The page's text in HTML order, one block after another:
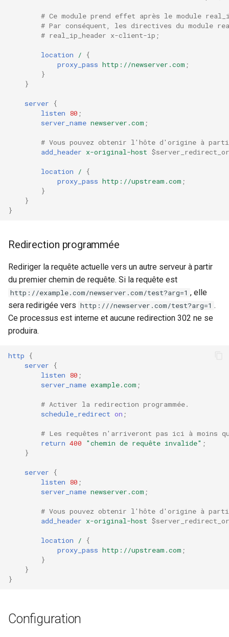
limit-traffic
lmdb
logger-socket
lrucache
maxminddb
memcached
mlcache
multiplexer
murmurhash2
newrelic
perf
# Ce module prend effet après le module
# Par conséquent, les directives du module
# real_ip_header x-client-ip;
location /
{
proxy_pass http://newserver.com ;
}
}
server
{
listen 80 ;
server_name newserver.com ;
# Vous pouvez obtenir l'hôte d'origine à
add_header x-original-host
location /
{
proxy_pass http://upstream.com ;
}
}
}
Redirection programmée
Rediriger la requête actuelle vers un autre serveur à partir
du premier chemin de requête. Si la requête est
http://example.com/newserver.com/test?arg=1 , elle
sera redirigée vers http:///newserver.com/test?arg=1 .
Ce processus est interne et aucune redirection 302 ne se
produira.
http
{
server
{
listen 80 ;
server_name example.com ;
# Activer la redirection programmée.
schedule_redirect on ;
# Les requêtes n'arriveront pas ici à moins
return 400 "chemin de requête invalide" ;
}
server
{
listen 80 ;
server_name newserver.com ;
# Vous pouvez obtenir l'hôte d'origine à
add_header x-original-host
location /
{
proxy_pass http://upstream.com ;
}
}
}
Configuration